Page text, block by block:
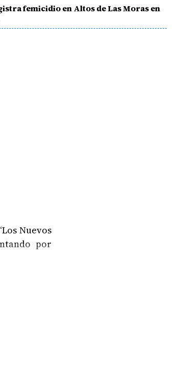
femicidio en Altos de Las Moras en
Nuevos
por